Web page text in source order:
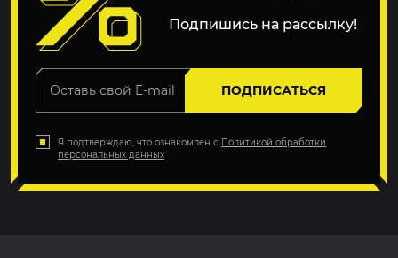
Подпишись на рассылку!
ПОДПИСАТЬСЯ
Я подтверждаю, что ознакомлен с Политикой обработки
персональных данных